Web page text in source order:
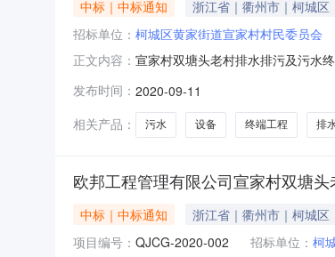
中标｜中标通知 浙江省｜衢州市｜柯城区
招标单位： 柯城区黄家街道宣家村村民委员会
正文内容： 宣家村双塘头老村排水排污及污水
11至2020-09-12止。建设单位：柯
发布时间： 2020-09-11
相关产品：
污水 设备 终端工程 排
欧邦工程管理有限公司宣家村双塘
中标｜中标通知
浙江省｜衢州市｜柯城区
项目编号： QJCG-2020-002 招标单位： 柯